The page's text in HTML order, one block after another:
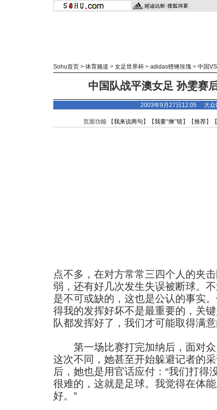
Sohu首页 > 体育频道 > 女足世界杯 > adidas铿锵玫瑰 > 中国
中国队战平澳女足 孙雯赛
2003年9月27日12:05 大众
页面功能 【我来说两句 】【我要“揪”错】【推荐】
点不多，在对方常常三四个人的夹
弱，还有好几次发生失误被断球。
是不可或缺的，这也是公认的事实
得我的发挥好坏不是最重要的，关
队都发挥好了，我们才可能取得满
第一场比赛打完加纳后，面对众
这次不同，她甚至开始躲避记者的
后，她也是用官话应付：“我们打得
很难的，这就是足球。我觉得在体
好。”